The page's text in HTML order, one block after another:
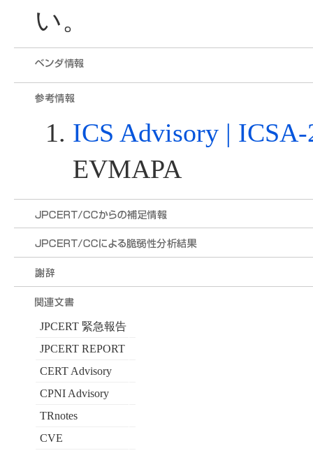
い。
ICS Advisory | ICSA-
EVMAPA
JPCERT 緊急報告
JPCERT REPORT
CERT Advisory
CPNI Advisory
TRnotes
CVE